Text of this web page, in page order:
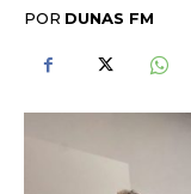
POR DUNAS FM